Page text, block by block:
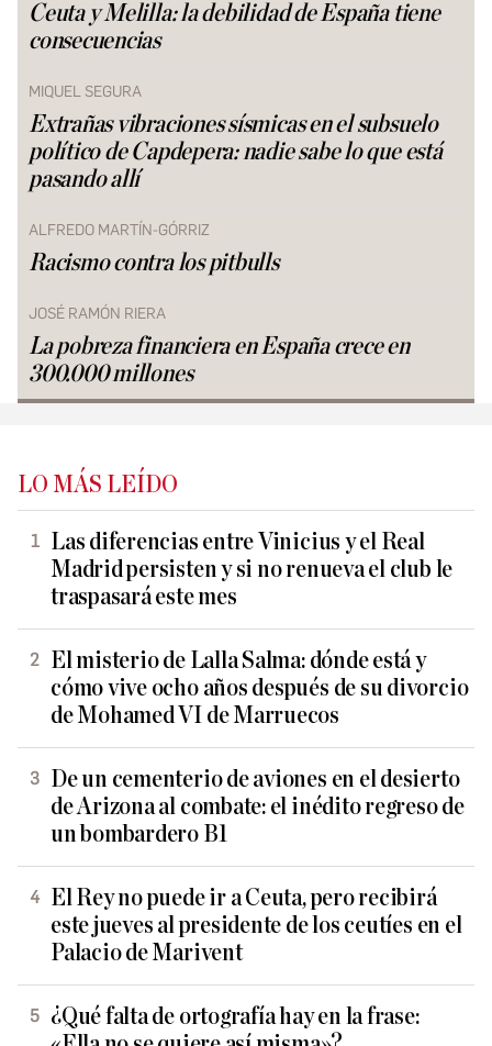
Ceuta y Melilla: la debilidad de España tiene
consecuencias
MIQUEL SEGURA
Extrañas vibraciones sísmicas en el subsuelo
político de Capdepera: nadie sabe lo que está
pasando allí
ALFREDO MARTÍN-GÓRRIZ
Racismo contra los pitbulls
JOSÉ RAMÓN RIERA
La pobreza financiera en España crece en
300.000 millones
LO MÁS LEÍDO
Las diferencias entre Vinicius y el Real
Madrid persisten y si no renueva el club le
traspasará este mes
El misterio de Lalla Salma: dónde está y
cómo vive ocho años después de su divorcio
de Mohamed VI de Marruecos
De un cementerio de aviones en el desierto
de Arizona al combate: el inédito regreso de
un bombardero B1
El Rey no puede ir a Ceuta, pero recibirá
este jueves al presidente de los ceutíes en el
Palacio de Marivent
¿Qué falta de ortografía hay en la frase: